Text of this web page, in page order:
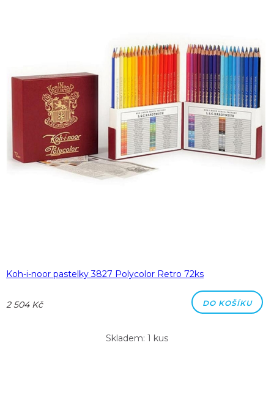
Koh-i-noor pastelky 3827 Polycolor Retro 72ks
2 504 Kč DO KOŠÍKU
Skladem: 1 kus